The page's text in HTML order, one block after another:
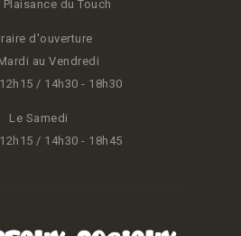
Plaisance du Touch
d'ouverture
au Vendredi
/ 14h30 - 18h30
Le Samedi
/ 14h30 - 18h45